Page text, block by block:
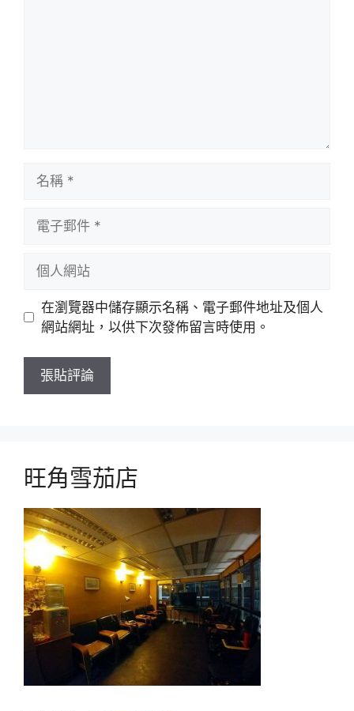
站
在瀏覽器中儲存顯示名稱、電子郵件地址及個人
網站網址，以供下次發佈留言時使用。
旺角雪茄店